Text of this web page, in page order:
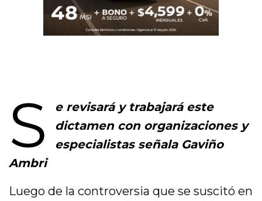
S
e revisará y trabajará este
dictamen con organizaciones y
especialistas señala Gaviño
Ambri
Luego de la controversia que se suscitó en